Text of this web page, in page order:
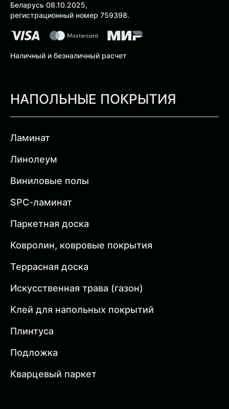
Беларусь 08.10.2025,
регистрационный номер 759398.
Наличный и безналичный расчет
НАПОЛЬНЫЕ ПОКРЫТИЯ
Ламинат
Линолеум
Виниловые полы
SPC-ламинат
Паркетная доска
Ковролин, ковровые покрытия
Террасная доска
Искусственная трава (газон)
Клей для напольных покрытий
Плинтуса
Подложка
Кварцевый паркет